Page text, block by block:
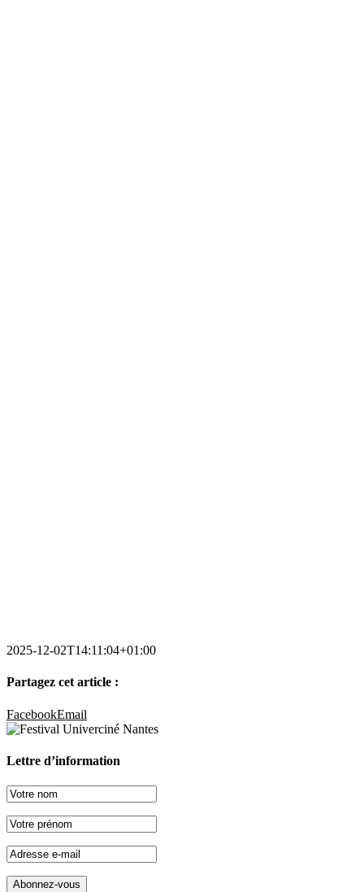
2025-12-02T14:11:04+01:00
Partagez cet article :
FacebookEmail
Lettre d’information